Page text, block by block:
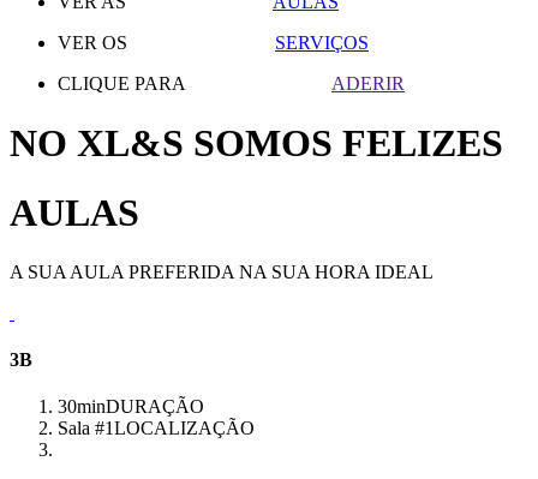
VER OS
SERVIÇOS
CLIQUE PARA
ADERIR
NO XL&S SOMOS FELIZES
AULAS
A SUA AULA PREFERIDA NA SUA HORA IDEAL
3B
30minDURAÇÃO
Sala #1LOCALIZAÇÃO